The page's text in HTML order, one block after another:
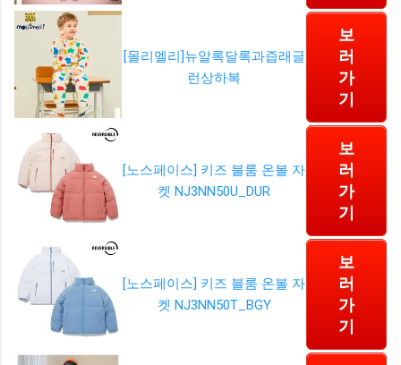
[몰리멜리]뉴알록달록과즙래글
런상하복
보
러
가
기
[노스페이스] 키즈 블룸 온볼 자
켓 NJ3NN50U_DUR
보
러
가
기
[노스페이스] 키즈 블룸 온볼 자
켓 NJ3NN50T_BGY
보
러
가
기